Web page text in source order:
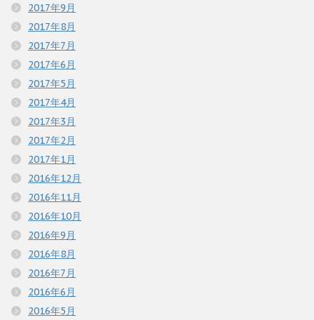
2017年9月
2017年8月
2017年7月
2017年6月
2017年5月
2017年4月
2017年3月
2017年2月
2017年1月
2016年12月
2016年11月
2016年10月
2016年9月
2016年8月
2016年7月
2016年6月
2016年5月